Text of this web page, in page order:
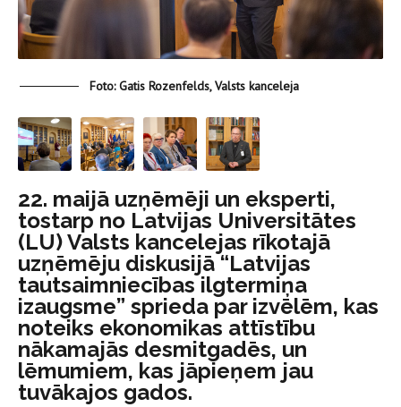
Foto: Gatis Rozenfelds, Valsts kanceleja
22. maijā uzņēmēji un eksperti,
tostarp no Latvijas Universitātes
(LU) Valsts kancelejas rīkotajā
uzņēmēju diskusijā “Latvijas
tautsaimniecības ilgtermiņa
izaugsme” sprieda par izvēlēm, kas
noteiks ekonomikas attīstību
nākamajās desmitgadēs, un
lēmumiem, kas jāpieņem jau
tuvākajos gados.